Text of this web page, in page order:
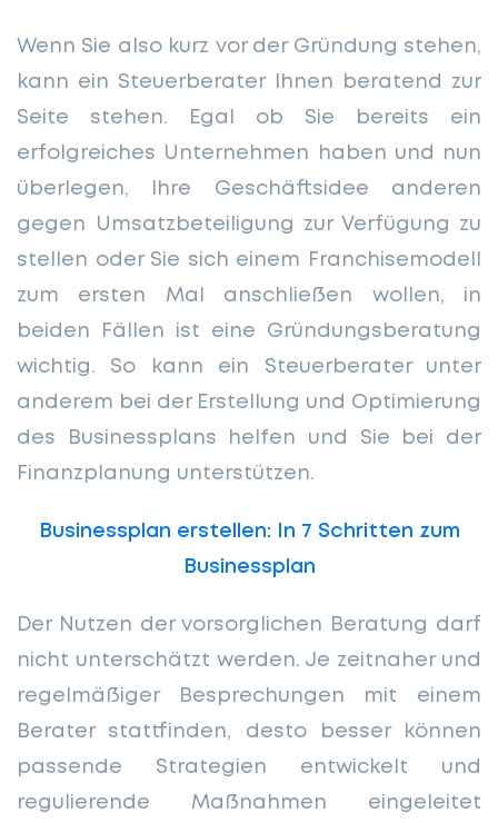
Wenn Sie also kurz vor der Gründung stehen,
kann ein Steuerberater Ihnen beratend zur
Seite stehen. Egal ob Sie bereits ein
erfolgreiches Unternehmen haben und nun
überlegen, Ihre Geschäftsidee anderen
gegen Umsatzbeteiligung zur Verfügung zu
stellen oder Sie sich einem Franchisemodell
zum ersten Mal anschließen wollen, in
beiden Fällen ist eine Gründungsberatung
wichtig. So kann ein Steuerberater unter
anderem bei der Erstellung und Optimierung
des Businessplans helfen und Sie bei der
Finanzplanung unterstützen.
Businessplan erstellen: In 7 Schritten zum
Businessplan
Der Nutzen der vorsorglichen Beratung darf
nicht unterschätzt werden. Je zeitnaher und
regelmäßiger Besprechungen mit einem
Berater stattfinden, desto besser können
passende Strategien entwickelt und
regulierende Maßnahmen eingeleitet